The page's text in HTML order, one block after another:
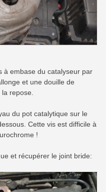
à embase du catalyseur par
et une douille de
repose.
du pot catalytique sur le
Cette vis est difficile à
!
et récupérer le joint bride: